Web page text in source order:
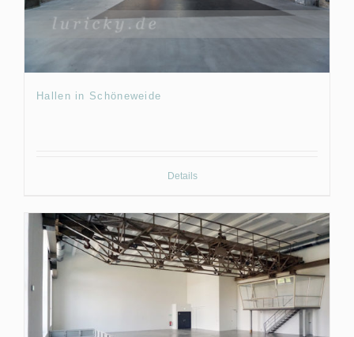
Hallen in Schöneweide
Details